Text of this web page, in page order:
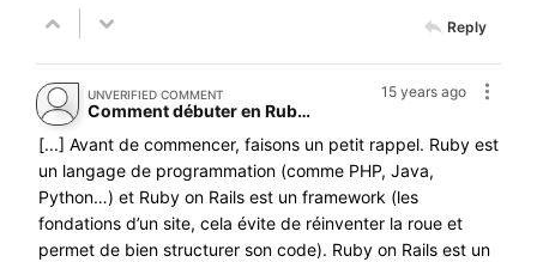
Reply
15 years ago
UNVERIFIED COMMENT
Comment débuter en Ruby on Rails ? | Camille Roux
[...] Avant de commencer, faisons un petit rappel. Ruby est
un langage de programmation (comme PHP, Java,
Python…) et Ruby on Rails est un framework (les
fondations d’un site, cela évite de réinventer la roue et
permet de bien structurer son code). Ruby on Rails est un